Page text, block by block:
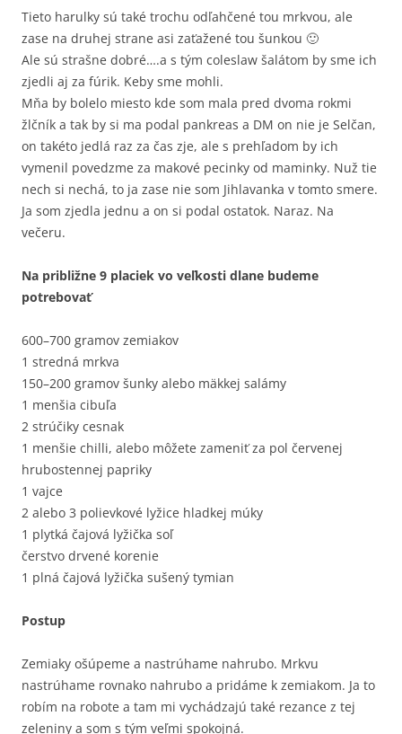
Tieto harulky sú také trochu odľahčené tou mrkvou, ale
zase na druhej strane asi zaťažené tou šunkou 🙂
Ale sú strašne dobré….a s tým coleslaw šalátom by sme ich
zjedli aj za fúrik. Keby sme mohli.
Mňa by bolelo miesto kde som mala pred dvoma rokmi
žlčník a tak by si ma podal pankreas a DM on nie je Selčan,
on takéto jedlá raz za čas zje, ale s prehľadom by ich
vymenil povedzme za makové pecinky od maminky. Nuž tie
nech si nechá, to ja zase nie som Jihlavanka v tomto smere.
Ja som zjedla jednu a on si podal ostatok. Naraz. Na
večeru.
Na približne 9 placiek vo veľkosti dlane budeme
potrebovať
600–700 gramov zemiakov
1 stredná mrkva
150–200 gramov šunky alebo mäkkej salámy
1 menšia cibuľa
2 strúčiky cesnak
1 menšie chilli, alebo môžete zameniť za pol červenej
hrubostennej papriky
1 vajce
2 alebo 3 polievkové lyžice hladkej múky
1 plytká čajová lyžička soľ
čerstvo drvené korenie
1 plná čajová lyžička sušený tymian
Postup
Zemiaky ošúpeme a nastrúhame nahrubo. Mrkvu
nastrúhame rovnako nahrubo a pridáme k zemiakom. Ja to
robím na robote a tam mi vychádzajú také rezance z tej
zeleniny a som s tým veľmi spokojná.